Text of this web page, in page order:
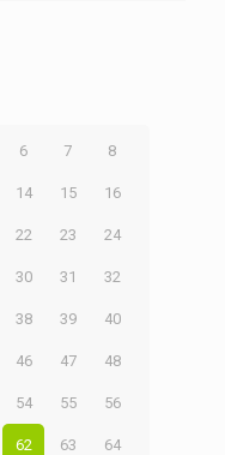
6 7 8
14 15 16
22 23 24
30 31 32
38 39 40
46 47 48
54 55 56
62 63 64